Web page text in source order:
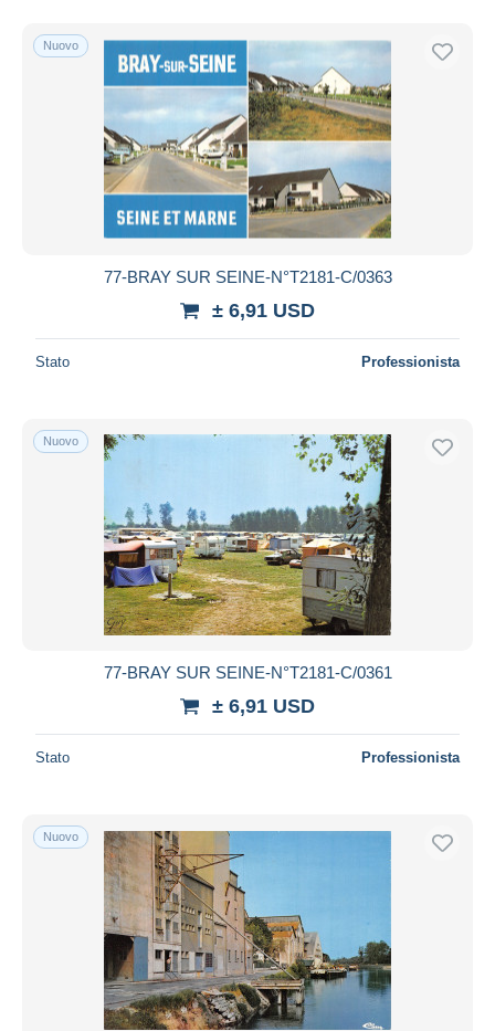
Nuovo
77-BRAY SUR SEINE-N°T2181-C/0363
± 6,91 USD
Stato Professionista
Nuovo
77-BRAY SUR SEINE-N°T2181-C/0361
± 6,91 USD
Stato Professionista
Nuovo